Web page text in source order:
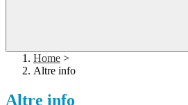
Home >
Altre info
Altre info